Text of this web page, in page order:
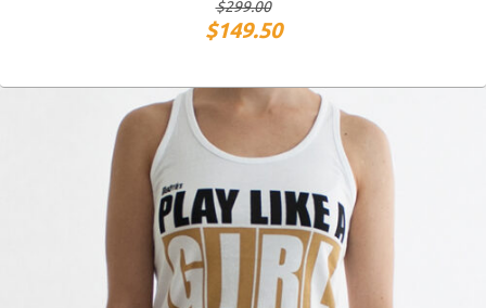
$299.00
$149.50